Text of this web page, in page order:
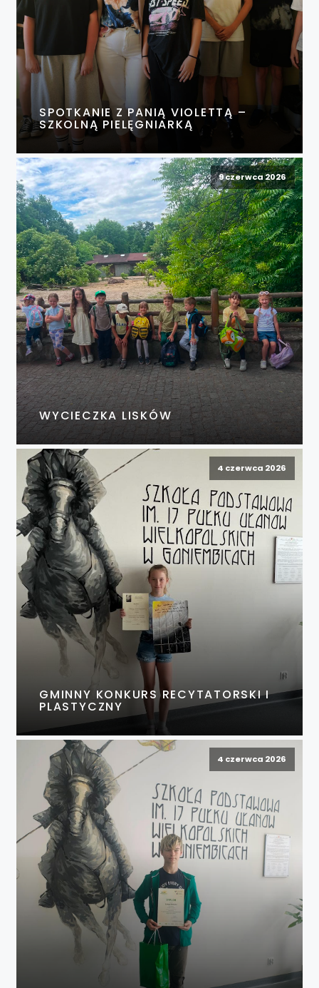
SPOTKANIE Z PANIĄ VIOLETTĄ –
SZKOLNĄ PIELĘGNIARKĄ
9 czerwca 2026
WYCIECZKA LISKÓW
4 czerwca 2026
GMINNY KONKURS RECYTATORSKI I
PLASTYCZNY
4 czerwca 2026